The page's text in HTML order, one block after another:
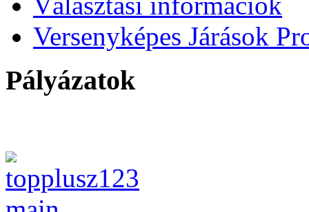
Versenyképes Járások
Pályázatok